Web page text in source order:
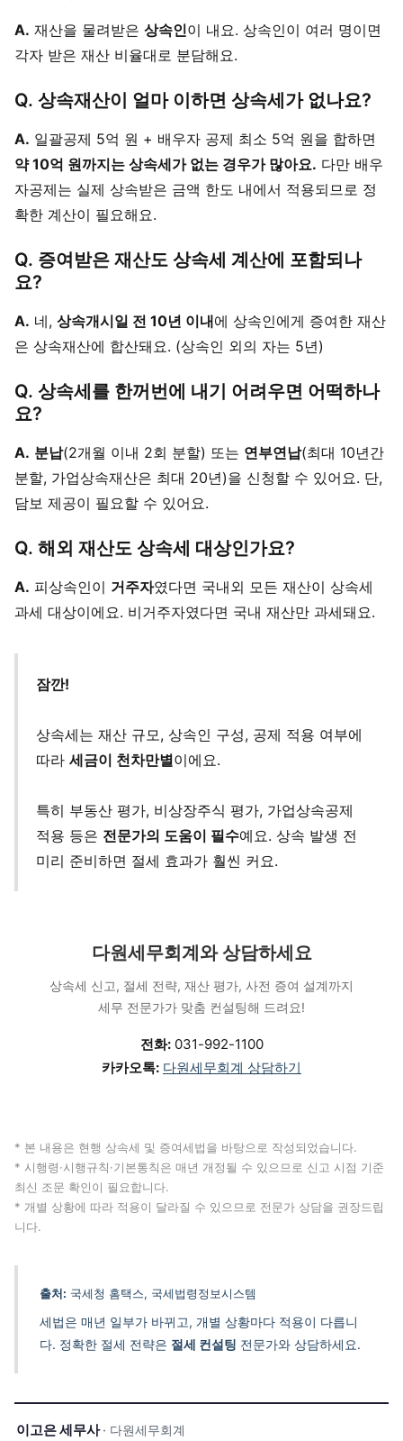
A. 재산을 물려받은 상속인이 내요. 상속인이 여러 명이면
각자 받은 재산 비율대로 분담해요.
Q. 상속재산이 얼마 이하면 상속세가 없나요?
A. 일괄공제 5억 원 + 배우자 공제 최소 5억 원을 합하면
약 10억 원까지는 상속세가 없는 경우가 많아요. 다만 배우
자공제는 실제 상속받은 금액 한도 내에서 적용되므로 정
확한 계산이 필요해요.
Q. 증여받은 재산도 상속세 계산에 포함되나
요?
A. 네, 상속개시일 전 10년 이내에 상속인에게 증여한 재산
은 상속재산에 합산돼요. (상속인 외의 자는 5년)
Q. 상속세를 한꺼번에 내기 어려우면 어떡하나
요?
A. 분납(2개월 이내 2회 분할) 또는 연부연납(최대 10년간
분할, 가업상속재산은 최대 20년)을 신청할 수 있어요. 단,
담보 제공이 필요할 수 있어요.
Q. 해외 재산도 상속세 대상인가요?
A. 피상속인이 거주자였다면 국내외 모든 재산이 상속세
과세 대상이에요. 비거주자였다면 국내 재산만 과세돼요.
잠깐!
상속세는 재산 규모, 상속인 구성, 공제 적용 여부에
따라 세금이 천차만별이에요.
특히 부동산 평가, 비상장주식 평가, 가업상속공제
적용 등은 전문가의 도움이 필수예요. 상속 발생 전
미리 준비하면 절세 효과가 훨씬 커요.
다원세무회계와 상담하세요
상속세 신고, 절세 전략, 재산 평가, 사전 증여 설계까지
세무 전문가가 맞춤 컨설팅해 드려요!
전화:031-992-1100
카카오톡: 다원세무회계 상담하기
* 본 내용은 현행 상속세 및 증여세법을 바탕으로 작성되었습니다.
* 시행령·시행규칙·기본통칙은 매년 개정될 수 있으므로 신고 시점 기준
최신 조문 확인이 필요합니다.
* 개별 상황에 따라 적용이 달라질 수 있으므로 전문가 상담을 권장드립
니다.
출처: 국세청 홈택스, 국세법령정보시스템
세법은 매년 일부가 바뀌고, 개별 상황마다 적용이 다릅니
다. 정확한 절세 전략은 절세 컨설팅 전문가와 상담하세요.
이고은 세무사· 다원세무회계